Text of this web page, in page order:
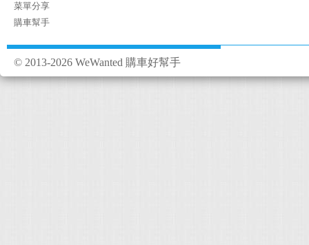
菜單分享
購車幫手
© 2013-2026 WeWanted 購車好幫手